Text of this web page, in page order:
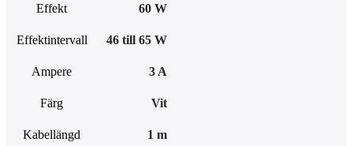
Effekt 60 W
Effektintervall 46 till 65 W
Ampere 3 A
Färg Vit
Kabellängd 1 m